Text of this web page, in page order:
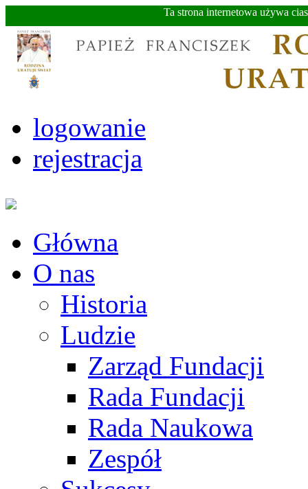
Ta strona internetowa używa
logowanie
rejestracja
Główna
O nas
Historia
Ludzie
Zarząd Fundacji
Rada Fundacji
Rada Naukowa
Zespół